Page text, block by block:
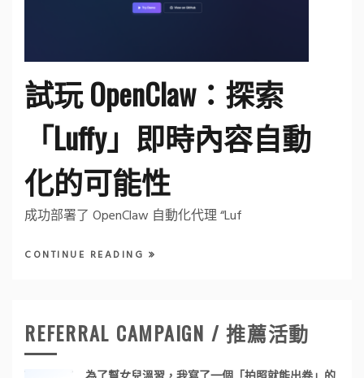
試玩 OpenClaw：探索
「Luffy」即時內容自動
化的可能性
成功部署了 OpenClaw 自動化代理 “Luf
CONTINUE READING
REFERRAL CAMPAIGN / 推薦活動